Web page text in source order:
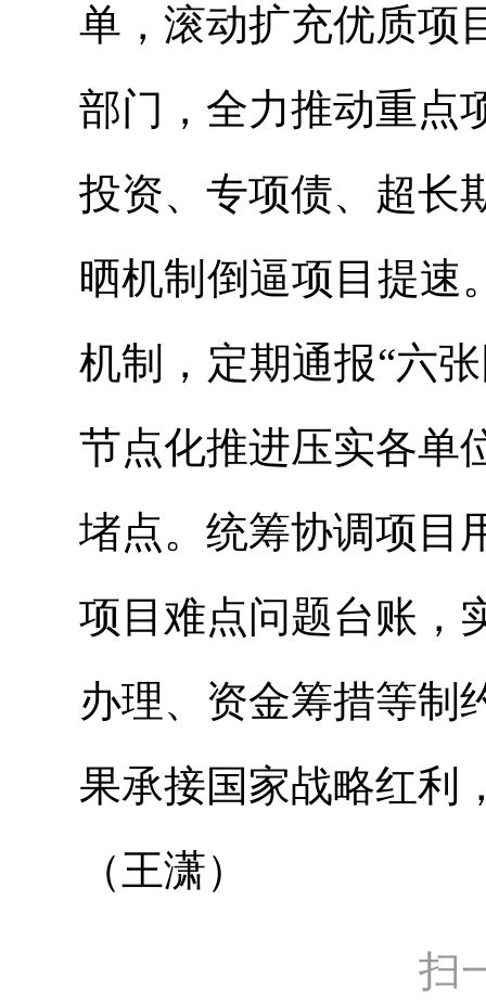
单，滚动扩充优质项
部门，全力推动重点
投资、专项债、超长
晒机制倒逼项目提速
机制，定期通报“六
节点化推进压实各单
堵点。统筹协调项目
项目难点问题台账，
办理、资金筹措等制
果承接国家战略红利
（王潇）
扫